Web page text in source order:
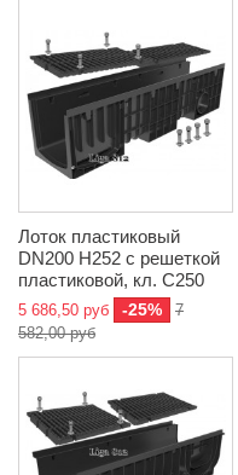
Лоток пластиковый
DN200 H252 с решеткой
пластиковой, кл. C250
5 686,50 руб -25%
7
582,00 руб